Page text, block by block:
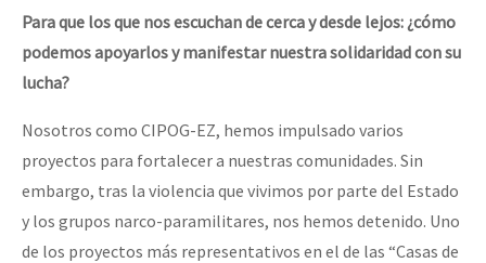
Para que los que nos escuchan de cerca y desde lejos: ¿cómo
podemos apoyarlos y manifestar nuestra solidaridad con su
lucha?
Nosotros como CIPOG-EZ, hemos impulsado varios
proyectos para fortalecer a nuestras comunidades. Sin
embargo, tras la violencia que vivimos por parte del Estado
y los grupos narco-paramilitares, nos hemos detenido. Uno
de los proyectos más representativos en el de las “Casas de